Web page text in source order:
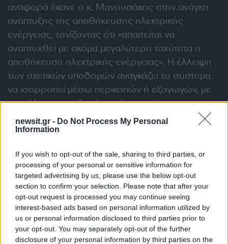
newsit.gr - Do Not Process My Personal
Information
If you wish to opt-out of the sale, sharing to third parties, or
processing of your personal or sensitive information for
targeted advertising by us, please use the below opt-out
section to confirm your selection. Please note that after your
opt-out request is processed you may continue seeing
interest-based ads based on personal information utilized by
us or personal information disclosed to third parties prior to
your opt-out. You may separately opt-out of the further
disclosure of your personal information by third parties on the
αναφορά έκανε ο κ. Μανουσάκης στην ανάγκη
ανάπτυξης της αποθήκευσης ηλεκτρικής
ενέργειας, τονίζοντας ότι «απαιτείται να
αναπτυχθεί με ακόμα μεγαλύτερη ταχύτητα η
αποθήκευση ηλεκτρικής ενέργειας». Η έλλειψη
των σχετικών υποδομών αναγκάζει το σύστημα
να ισορροπεί μέσω περικοπών ή εξαγωγών, με
αποτέλεσμα η φθηνή εγχώρια ενέργεια να
αποθηκεύεται τη νύχτα σε γειτονικές χώρες. Η
αποθήκευση είναι κρίσιμη όχι μόνο για τη
περάσει το οικονομικό όφελος στη λαϊκή
κατανάλωση.
Σταθερά με ΔΕΗ
Δυνατή είσοδο επιχειρεί η ΔΕΗ στη σταθερή